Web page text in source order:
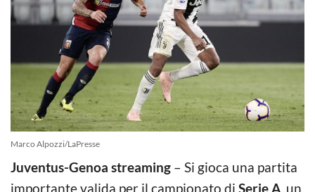
Marco Alpozzi/LaPresse
Juventus-Genoa streaming – Si gioca una partita
importante valida per il campionato di Serie A, un